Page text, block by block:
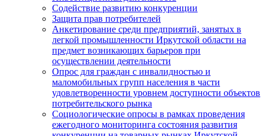
Содействие развитию конкуренции
Защита прав потребителей
Анкетирование среди предприятий, занятых в
легкой промышленности Иркутской области на
предмет возникающих барьеров при
осуществлении деятельности
Опрос для граждан с инвалидностью и
маломобильных групп населения в части
удовлетворенности уровнем доступности объектов
потребительского рынка
Социологические опросы в рамках проведения
ежегодного мониторинга состояния развития